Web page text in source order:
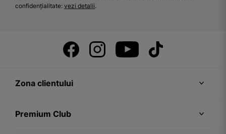
confidențialitate: vezi detalii.
Zona clientului
Premium Club